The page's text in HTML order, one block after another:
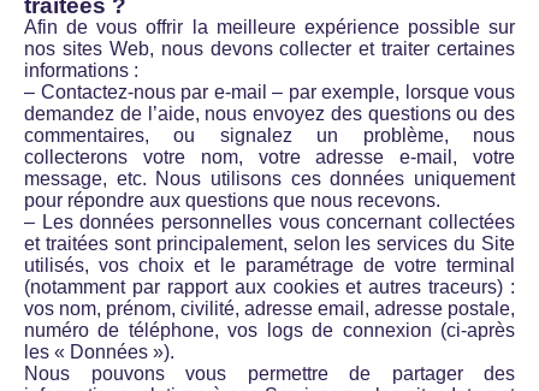
traitées ?
Afin de vous offrir la meilleure expérience possible sur
nos sites Web, nous devons collecter et traiter certaines
informations :
– Contactez-nous par e-mail – par exemple, lorsque vous
demandez de l’aide, nous envoyez des questions ou des
commentaires, ou signalez un problème, nous
collecterons votre nom, votre adresse e-mail, votre
message, etc. Nous utilisons ces données uniquement
pour répondre aux questions que nous recevons.
– Les données personnelles vous concernant collectées
et traitées sont principalement, selon les services du Site
utilisés, vos choix et le paramétrage de votre terminal
(notamment par rapport aux cookies et autres traceurs) :
vos nom, prénom, civilité, adresse email, adresse postale,
numéro de téléphone, vos logs de connexion (ci-après
les « Données »).
Nous pouvons vous permettre de partager des